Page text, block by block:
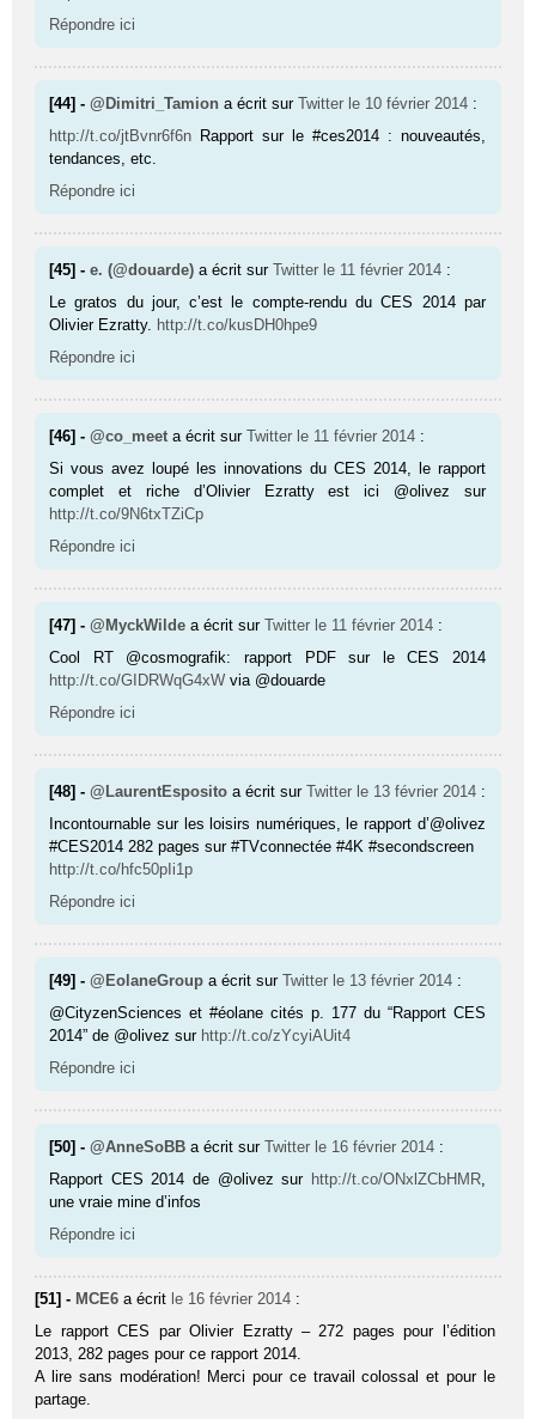
Répondre ici
[44] -@Dimitri_Tamion a écrit surTwitter le 10 février 2014 :
http://t.co/jtBvnr6f6n Rapport sur le #ces2014 : nouveautés,
tendances, etc.
Répondre ici
[45] -e. (@douarde) a écrit surTwitter le 11 février 2014 :
Le gratos du jour, c’est le compte-rendu du CES 2014 par
Olivier Ezratty. http://t.co/kusDH0hpe9
Répondre ici
[46] -@co_meet a écrit surTwitter le 11 février 2014 :
Si vous avez loupé les innovations du CES 2014, le rapport
complet et riche d’Olivier Ezratty est ici @olivez sur
http://t.co/9N6txTZiCp
Répondre ici
[47] -@MyckWilde a écrit surTwitter le 11 février 2014 :
Cool RT @cosmografik: rapport PDF sur le CES 2014
http://t.co/GIDRWqG4xW via @douarde
Répondre ici
[48] -@LaurentEsposito a écrit surTwitter le 13 février 2014 :
Incontournable sur les loisirs numériques, le rapport d’@olivez
#CES2014 282 pages sur #TVconnectée #4K #secondscreen
http://t.co/hfc50pIi1p
Répondre ici
[49] -@EolaneGroup a écrit surTwitter le 13 février 2014 :
@CityzenSciences et #éolane cités p. 177 du “Rapport CES
2014” de @olivez sur http://t.co/zYcyiAUit4
Répondre ici
[50] -@AnneSoBB a écrit surTwitter le 16 février 2014 :
Rapport CES 2014 de @olivez sur http://t.co/ONxlZCbHMR,
une vraie mine d’infos
Répondre ici
[51] - MCE6 a écrit le 16 février 2014 :
Le rapport CES par Olivier Ezratty – 272 pages pour l’édition
2013, 282 pages pour ce rapport 2014.
A lire sans modération! Merci pour ce travail colossal et pour le
partage.